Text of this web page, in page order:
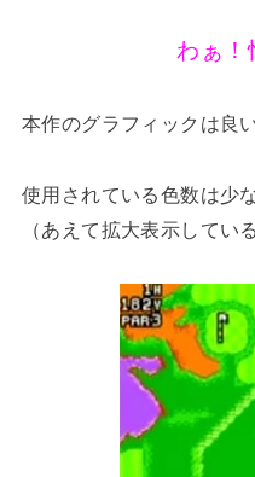
わぁ！
本作のグラフィックは良
使用されている色数は少
（あえて拡大表示してい